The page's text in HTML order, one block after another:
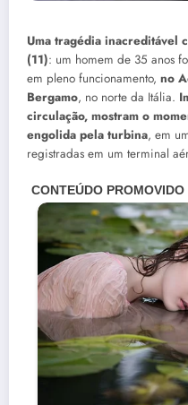
Uma tragédia inacreditável
(11): um homem de 35 anos
em pleno funcionamento, no
Bergamo, no norte da Itália.
circulação, mostram o
engolida pela turbina, em
registradas em um terminal